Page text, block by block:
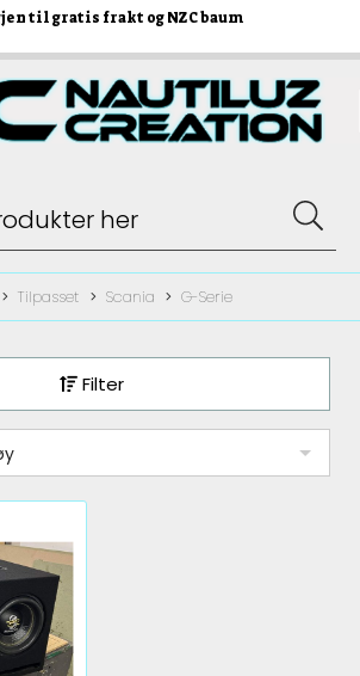
til gratis frakt og NZC baum
Tilpasset Scania G-Serie
Filter